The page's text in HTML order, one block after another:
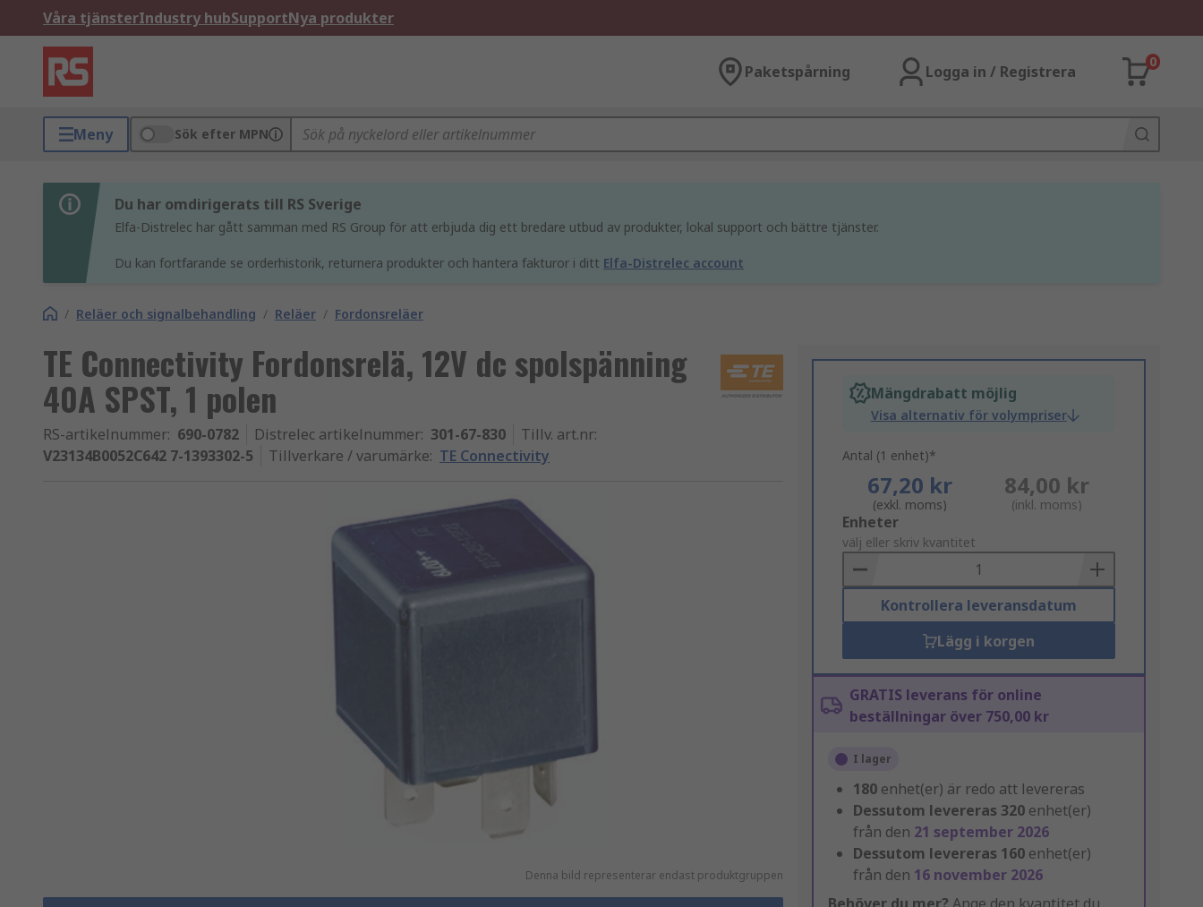
Våra tjänsterIndustry hubSupportNya produkter
Paketspårning Logga in / Registrera
0
Meny Sök efter MPN
Du har omdirigerats till RS Sverige
Elfa-Distrelec har gått samman med RS Group för att erbjuda dig ett bredare utbud av produkter, lokal support och bättre tjänster.
Du kan fortfarande se orderhistorik, returnera produkter och hantera fakturor i ditt Elfa-Distrelec account
/ Reläer och signalbehandling / Reläer / Fordonsreläer
TE Connectivity Fordonsrelä, 12V dc spolspänning
40A SPST, 1 polen
RS-artikelnummer: 690-0782 Distrelec artikelnummer: 301-67-830 Tillv. art.nr:
V23134B0052C642 7-1393302-5
Tillverkare / varumärke: TE Connectivity
Denna bild representerar endast produktgruppen
Mängdrabatt möjlig
Visa alternativ för volympriser
Antal (1 enhet)*
67,20 kr
(exkl. moms)
84,00 kr
(inkl. moms)
Add
to
Basket
Enheter
välj eller skriv kvantitet
Kontrollera leveransdatum
Lägg i korgen
GRATIS leverans för online
beställningar över 750,00 kr
I lager
180 enhet(er) är redo att levereras
Dessutom levereras 320 enhet(er)
från den 21 september 2026
Dessutom levereras 160 enhet(er)
från den 16 november 2026